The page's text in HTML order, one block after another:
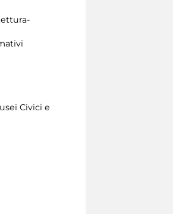
Civici e